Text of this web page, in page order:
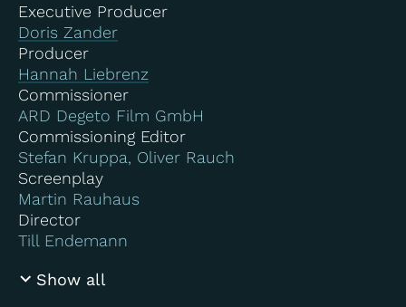
Executive Producer
Doris Zander
Producer
Hannah Liebrenz
Commissioner
ARD Degeto Film GmbH
Commissioning Editor
Stefan Kruppa, Oliver Rauch
Screenplay
Martin Rauhaus
Director
Till Endemann
Show all